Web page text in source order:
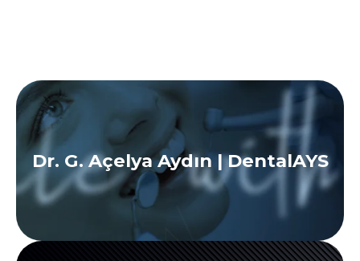
Dr. G. Açelya Aydın | DentalAYS